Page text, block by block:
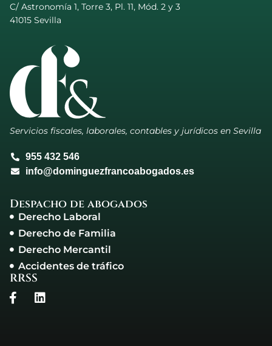
C/ Astronomía 1, Torre 3, Pl. 11, Mód. 2 y 3
41015 Sevilla
Servicios fiscales, laborales, contables y jurídicos en Sevilla
955 432 546
info@dominguezfrancoabogados.es
Despacho de abogados
Derecho Laboral
Derecho de Familia
Derecho Mercantil
Accidentes de tráfico
RRSS